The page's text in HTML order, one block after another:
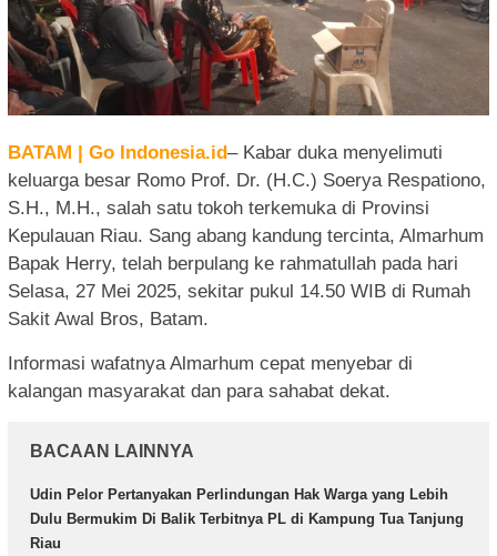
BATAM | Go Indonesia.id– Kabar duka menyelimuti
keluarga besar Romo Prof. Dr. (H.C.) Soerya Respationo,
S.H., M.H., salah satu tokoh terkemuka di Provinsi
Kepulauan Riau. Sang abang kandung tercinta, Almarhum
Bapak Herry, telah berpulang ke rahmatullah pada hari
Selasa, 27 Mei 2025, sekitar pukul 14.50 WIB di Rumah
Sakit Awal Bros, Batam.
Informasi wafatnya Almarhum cepat menyebar di
kalangan masyarakat dan para sahabat dekat.
BACAAN LAINNYA
Udin Pelor Pertanyakan Perlindungan Hak Warga yang Lebih
Dulu Bermukim Di Balik Terbitnya PL di Kampung Tua Tanjung
Riau